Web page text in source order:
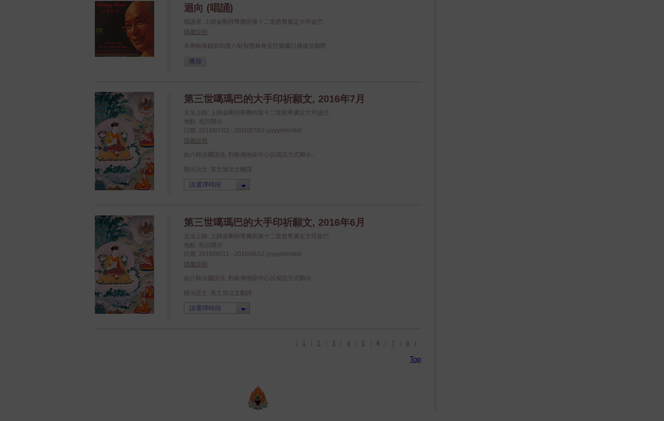
迴向 (唱誦)
唱誦者: 上師金剛持尊勝的第十二世慈尊廣定大司徒巴
隱藏說明
本專輯恭錄於印度八蚌智慧林寺五巨寶藏口傳灌頂期間
播放
第三世噶瑪巴的大手印祈願文, 2016年7月
主法上師: 上師金剛持尊勝的第十二世慈尊廣定大司徒巴
地點: 視訊開示
日期: 2016/07/02 - 2016/07/03 (yyyy/mm/dd)
隱藏說明
由八蚌法國請法, 對歐洲地區中心以視訊方式開示。
開示語文: 英文加法文翻譯
第三世噶瑪巴的大手印祈願文, 2016年6月
主法上師: 上師金剛持尊勝的第十二世慈尊廣定大司徒巴
地點: 視訊開示
日期: 2016/06/11 - 2016/06/12 (yyyy/mm/dd)
隱藏說明
由八蚌法國請法, 對歐洲地區中心以視訊方式開示。
開示語文: 英文加法文翻譯
1 2 3 4 5 6 7 8
Top